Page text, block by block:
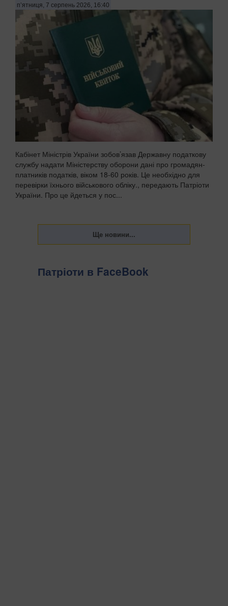
п’ятниця, 7 серпень 2026, 16:40
Кабінет Міністрів України зобов’язав Державну податкову
службу надати Міністерству оборони дані про громадян-
платників податків, віком 18-60 років. Це необхідно для
перевірки їхнього військового обліку., передають Патріоти
України. Про це йдеться у пос...
Патріоти в FaceBook